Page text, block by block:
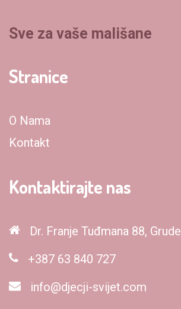
Sve za vaše mališane
Stranice
O Nama
Kontakt
Kontaktirajte nas
Dr. Franje Tuđmana 88,
+387 63 840 727
info@djecji-svijet.com